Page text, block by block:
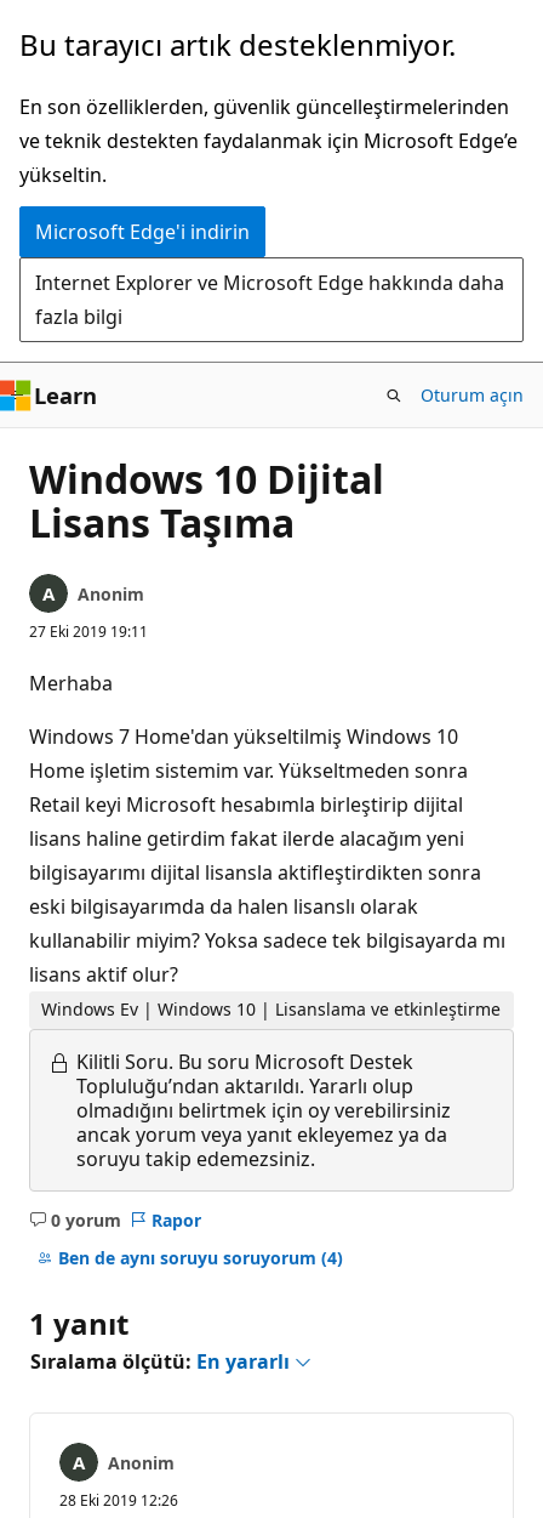
Ana
atla
Bu tarayıcı artık desteklenmiyor.
En son özelliklerden, güvenlik güncelleştirmelerinden
ve teknik destekten faydalanmak için Microsoft Edge’e
yükseltin.
Microsoft Edge'i indirin
Internet Explorer ve Microsoft Edge hakkında daha
fazla bilgi
Learn Oturum açın
Windows 10 Dijital
Lisans Taşıma
Anonim
27 Eki 2019 19:11
Merhaba
Windows 7 Home'dan yükseltilmiş Windows 10
Home işletim sistemim var. Yükseltmeden sonra
Retail keyi Microsoft hesabımla birleştirip dijital
lisans haline getirdim fakat ilerde alacağım yeni
bilgisayarımı dijital lisansla aktifleştirdikten sonra
eski bilgisayarımda da halen lisanslı olarak
kullanabilir miyim? Yoksa sadece tek bilgisayarda mı
lisans aktif olur?
Windows Ev | Windows 10 | Lisanslama ve etkinleştirme
Kilitli Soru. Bu soru Microsoft Destek
Topluluğu’ndan aktarıldı. Yararlı olup
olmadığını belirtmek için oy verebilirsiniz
ancak yorum veya yanıt ekleyemez ya da
soruyu takip edemezsiniz.
0 yorum
Açıklama
yok
Rapor
Ben de aynı soruyu soruyorum (4)
1 yanıt
Sıralama ölçütü: En yararlı
Anonim
28 Eki 2019 12:26